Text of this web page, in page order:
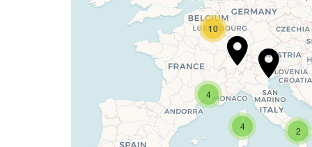
If you see this after
2
4
4
10